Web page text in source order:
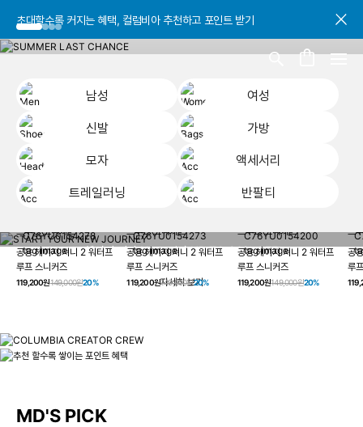
초대할수록 커지는 혜택, 컬럼비아 추천하고 포인트 받기
초대할수록 커지는 혜택, 컬럼비아 추천하고 포인트 받기
초대할수록 커지는 혜택, 컬럼비아 추천하고 포인트 받기
남성
여성
신발
가방
모자
액세서리
트레일러닝
반팔티
START YOUR
헤이지 져니 New 컬러 UP TO 20% OFF
자세히 보기
공용 헤이지 져니 2 워터프
루프 스니커즈
119,200원149,000원20%
공용 헤이지 져니 2 워터프
루프 스니커즈
119,200원149,000원20%
공용 헤이지 져니 2 워터프
루프 스니커즈
119,200원149,000원20%
공
루
MD'S PICK